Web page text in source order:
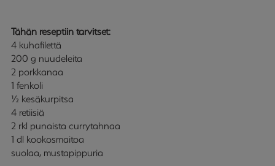
Tähän reseptiin tarvitset:
4 kuhafilettä
200 g nuudeleita
2 porkkanaa
1 fenkoli
½ kesäkurpitsa
4 retiisiä
2 rkl punaista currytahnaa
1 dl kookosmaitoa
suolaa, mustapippuria